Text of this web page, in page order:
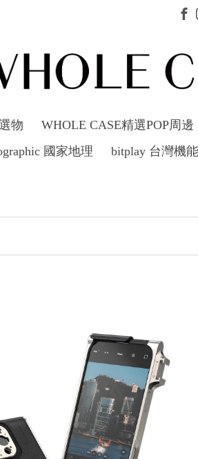
物 WHOLE CASE精選POP周邊
國家地理 bitplay 台灣機